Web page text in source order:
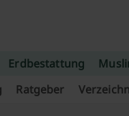
Erdbestattung
Ratgeber